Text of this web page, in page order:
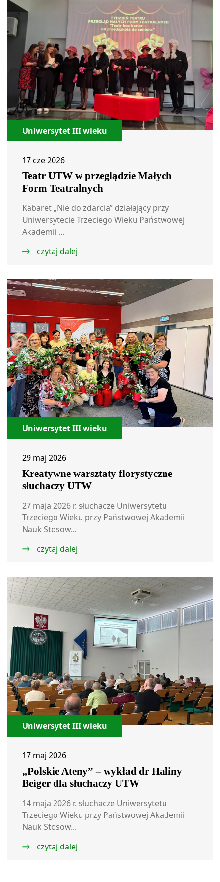
Uniwersytet III wieku
17 cze 2026
Teatr UTW w przeglądzie Małych
Form Teatralnych
Kabaret „Nie do zdarcia” działający przy
Uniwersytecie Trzeciego Wieku Państwowej
Akademii ...
czytaj dalej
Uniwersytet III wieku
29 maj 2026
Kreatywne warsztaty florystyczne
słuchaczy UTW
27 maja 2026 r. słuchacze Uniwersytetu
Trzeciego Wieku przy Państwowej Akademii
Nauk Stosow...
czytaj dalej
Uniwersytet III wieku
17 maj 2026
„Polskie Ateny” – wykład dr Haliny
Beiger dla słuchaczy UTW
14 maja 2026 r. słuchacze Uniwersytetu
Trzeciego Wieku przy Państwowej Akademii
Nauk Stosow...
czytaj dalej